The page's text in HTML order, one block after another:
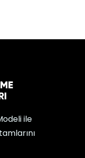
ile